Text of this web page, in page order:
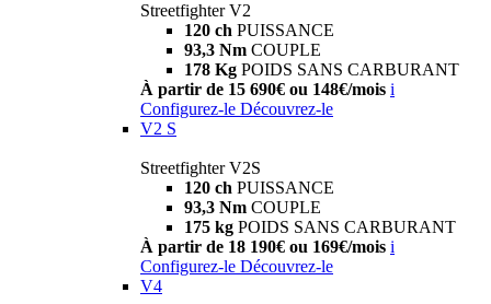
Streetfighter V2
120 ch PUISSANCE
93,3 Nm COUPLE
178 Kg POIDS SANS CARBURANT
À partir de 15 690€ ou 148€/mois i
Configurez-le Découvrez-le
V2 S
Streetfighter V2S
120 ch PUISSANCE
93,3 Nm COUPLE
175 kg POIDS SANS CARBURANT
À partir de 18 190€ ou 169€/mois i
Configurez-le Découvrez-le
V4